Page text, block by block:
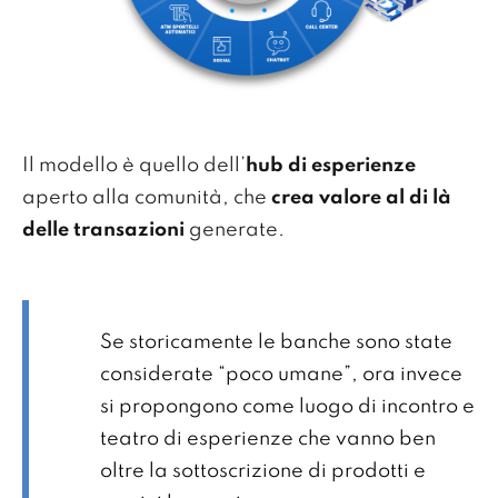
Il modello è quello dell’ hub di esperienze
aperto alla comunità, che crea valore al di là
delle transazioni generate.
Se storicamente le banche sono state
considerate “poco umane”, ora invece
si propongono come luogo di incontro e
teatro di esperienze che vanno ben
oltre la sottoscrizione di prodotti e